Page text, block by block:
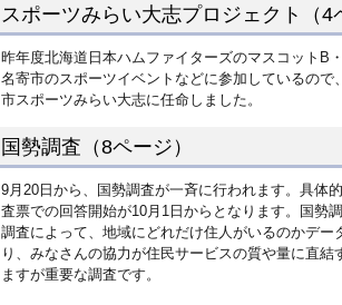
スポーツみらい大志プロジェクト（4
昨年度北海道日本ハムファイターズのマスコットB
名寄市のスポーツイベントなどに参加しているの
市スポーツみらい大志に任命しました。
国勢調査（8ページ）
9月20日から、国勢調査が一斉に行われます。具体
査票での回答開始が10月1日からとなります。国勢
調査によって、地域にどれだけ住人がいるのかデ
り、みなさんの協力が住民サービスの質や量に直
ますが重要な調査です。